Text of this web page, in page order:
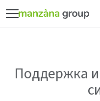
Поддержка